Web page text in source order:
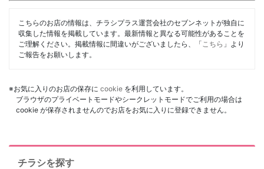
こちらのお店の情報は、チラシプラス運営会社のセブンネットが独自に
収集した情報を掲載しています。最新情報と異なる可能性があることを
ご理解ください。掲載情報に間違いがございましたら、「 こちら 」より
ご報告をお願いします。
※お気に入りのお店の保存に cookie を利用しています。
ブラウザのプライベートモードやシークレットモードでご利用の場合は
cookie が保存されませんのでお店をお気に入りに登録できません。
チラシを探す